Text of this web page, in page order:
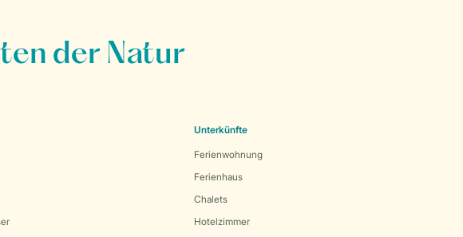
der Natur
Unterkünfte
Ferienwohnung
Ferienhaus
Chalets
Hotelzimmer